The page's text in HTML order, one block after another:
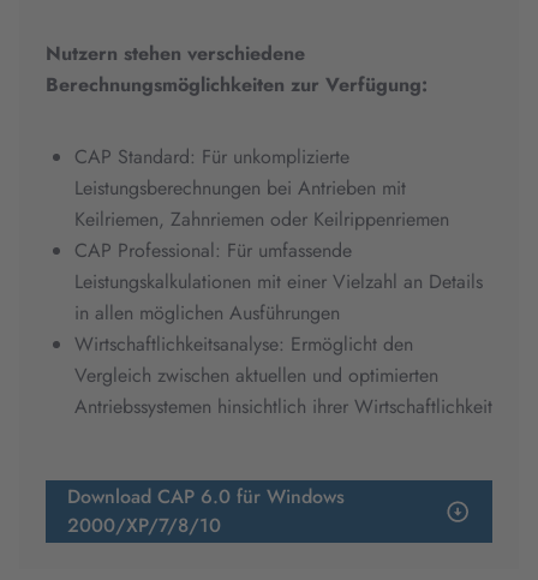
Nutzern stehen verschiedene
Berechnungsmöglichkeiten zur Verfügung:
CAP Standard: Für unkomplizierte
Leistungsberechnungen bei Antrieben mit
Keilriemen, Zahnriemen oder Keilrippenriemen
CAP Professional: Für umfassende
Leistungskalkulationen mit einer Vielzahl an Details
in allen möglichen Ausführungen
Wirtschaftlichkeitsanalyse: Ermöglicht den
Vergleich zwischen aktuellen und optimierten
Antriebssystemen hinsichtlich ihrer Wirtschaftlichkeit
Download CAP 6.0 für Windows
2000/XP/7/8/10